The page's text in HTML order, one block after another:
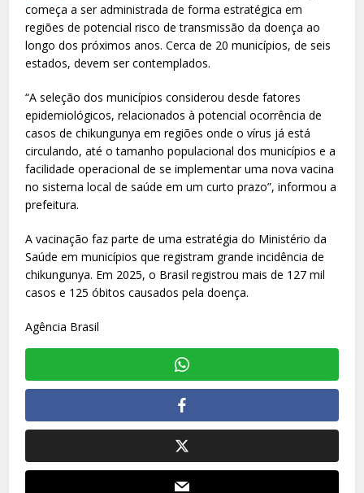
começa a ser administrada de forma estratégica em
regiões de potencial risco de transmissão da doença ao
longo dos próximos anos. Cerca de 20 municípios, de seis
estados, devem ser contemplados.
“A seleção dos municípios considerou desde fatores
epidemiológicos, relacionados à potencial ocorrência de
casos de chikungunya em regiões onde o vírus já está
circulando, até o tamanho populacional dos municípios e a
facilidade operacional de se implementar uma nova vacina
no sistema local de saúde em um curto prazo”, informou a
prefeitura.
A vacinação faz parte de uma estratégia do Ministério da
Saúde em municípios que registram grande incidência de
chikungunya. Em 2025, o Brasil registrou mais de 127 mil
casos e 125 óbitos causados pela doença.
Agência Brasil